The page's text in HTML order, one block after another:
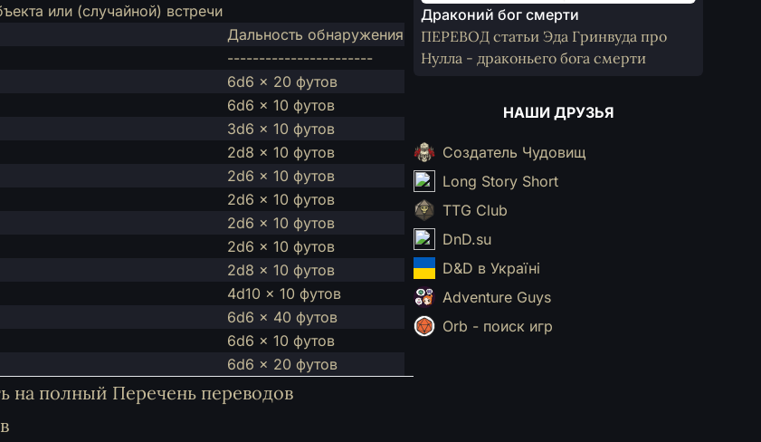
или (случайной) встречи
Дальность обнаружения
-----------------------
6d6 x 20 футов
6d6 x 10 футов
3d6 x 10 футов
2d8 x 10 футов
2d6 x 10 футов
2d6 x 10 футов
2d6 x 10 футов
2d6 x 10 футов
2d8 x 10 футов
4d10 x 10 футов
6d6 x 40 футов
6d6 x 10 футов
6d6 x 20 футов
на полный Перечень переводов
Драконий бог смерти
ПЕРЕВОД статьи Эда Гринвуда про
Нулла - драконьего бога смерти
НАШИ ДРУЗЬЯ
Создатель Чудовищ
Long Story Short
TTG Club
DnD.su
D&D в Україні
Adventure Guys
Orb - поиск игр